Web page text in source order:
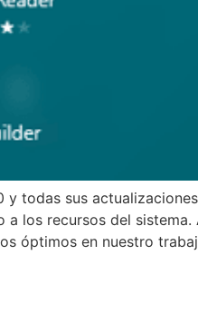
y todas sus
a los recursos del
óptimos en nuestro